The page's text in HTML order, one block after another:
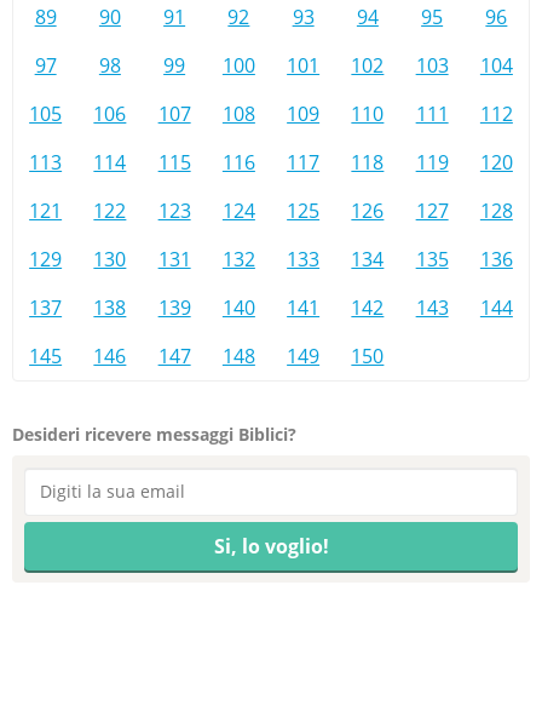
89
90 91 92 93 94 95
96
97
98 99 100 101 102 103
104
105
106 107 108 109 110 111
112
113
114 115 116 117 118 119
120
121
122 123 124 125 126 127
128
129
130 131 132 133 134 135
136
137
138 139 140 141 142 143
144
145
146 147 148 149 150
Desideri ricevere messaggi Biblici?